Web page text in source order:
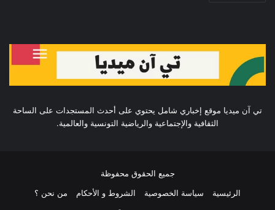
تي آن ميديا موقع إخباري شامل يحتوي على أحدث المستجدات على الساحة
الثقافية والإجتماعية والرياضية التونسية والعالمية.
جميع الحقوق محفوظة
الرئيسية
سياسة الخصوصية الشروط و الأحكام
من نحن ؟